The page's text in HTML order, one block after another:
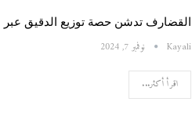
القضارف تدشن حصة توزيع الدقيق
Kayali نوفمبر 7, 2024
اقرأ أكثر...